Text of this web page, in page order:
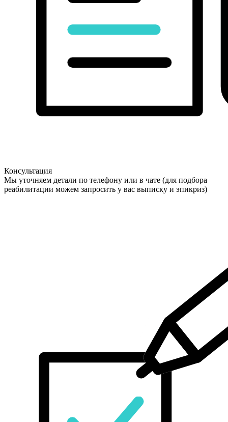
Консультация
Мы уточняем детали по телефону или в чате (для подбора
реабилитации можем запросить у вас выписку и эпикриз)